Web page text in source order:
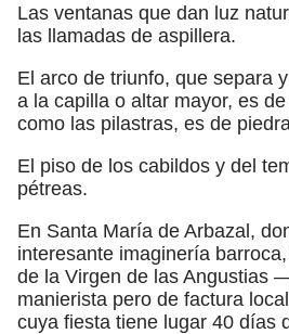
Las ventanas que dan luz
las llamadas de aspillera.
El arco de triunfo, que separa
a la capilla o altar mayor, es
como las pilastras, es de
El piso de los cabildos y del
pétreas.
En Santa María de Arbazal,
interesante imaginería
de la Virgen de las Angustias
manierista pero de factura
cuya fiesta tiene lugar 40 días